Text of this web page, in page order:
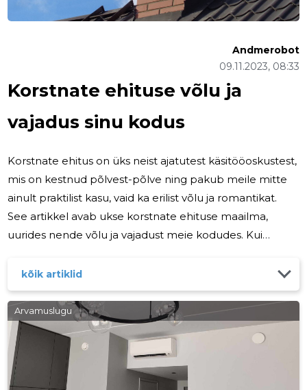
Korstnate ehituse võlu ja
vajadus sinu kodus
09.11.2023, 08:33
Andmerobot
Korstnate ehitus on üks neist ajatutest käsitööoskustest,
mis on kestnud põlvest-põlve ning pakub meile mitte
ainult praktilist kasu, vaid ka erilist võlu ja romantikat.
See artikkel avab ukse korstnate ehituse maailma,
uurides nende võlu ja vajadust meie kodudes. Kui
ette kaminaga elutuba, kus põlevad tuled ja leekide
tantsud loovad maagilise atmosfääri. Korsten on see,
mis muudab selle võimalikuks. See mitte ainult ei juhib
suitsu ja tahma ohutult välja, vaid loob ka visuaalselt
võluva keskpunkti, mis annab meile rahuliku ja
soojendava
kõik artiklid
Arvamuslugu